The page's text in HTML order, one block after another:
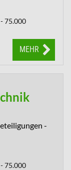
75.000
MEHR
-
75.000